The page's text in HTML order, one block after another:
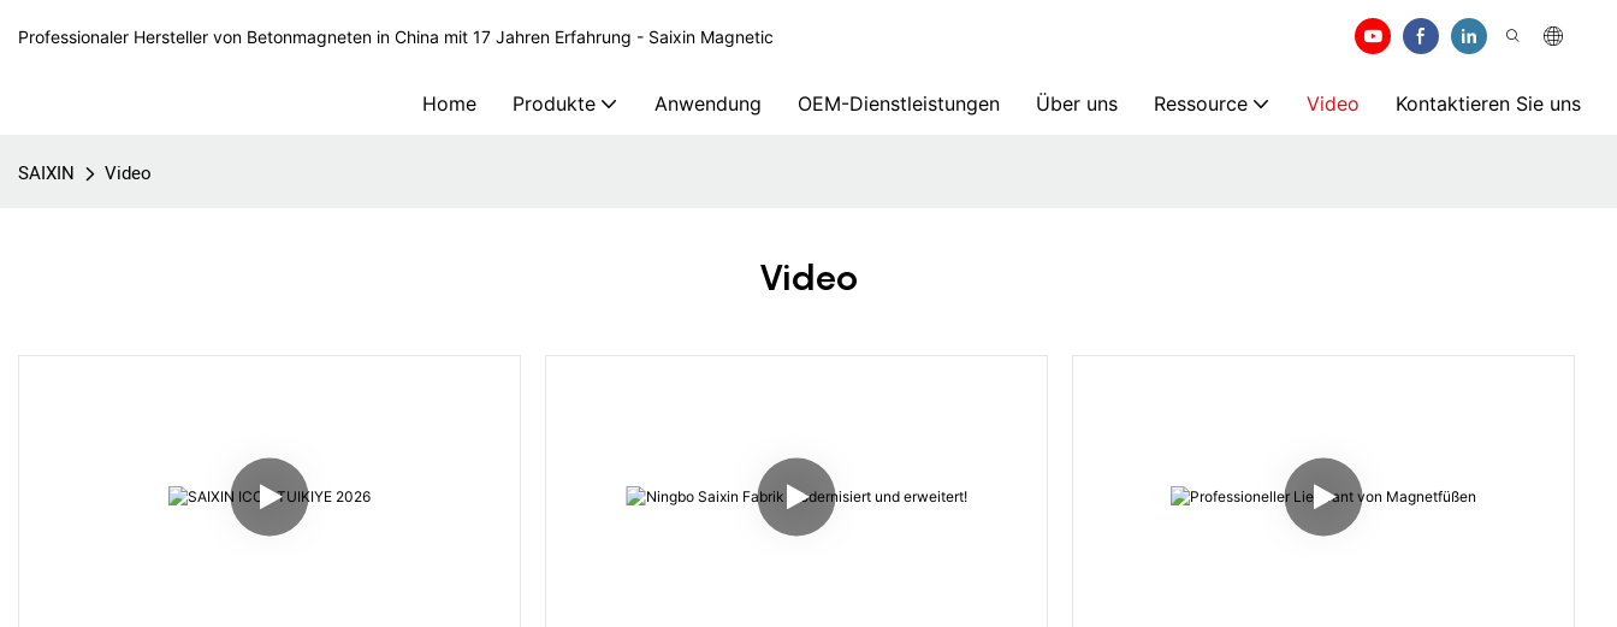
Professionaler Hersteller von Betonmagneten in China mit 17 Jahren Erfahrung - Saixin Magnetic
Home Produkte Anwendung OEM-Dienstleistungen Über uns Ressource Video Kontaktieren Sie uns
SAIXIN Video
Video